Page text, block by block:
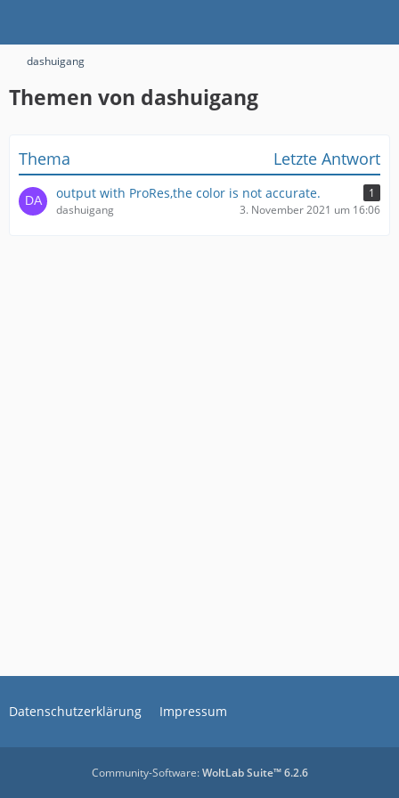
dashuigang
Themen von dashuigang
Thema Letzte Antwort
output with ProRes,the color is not accurate.
1
dashuigang
3. November 2021 um 16:06
Datenschutzerklärung Impressum
Community-Software:WoltLab Suite™ 6.2.6